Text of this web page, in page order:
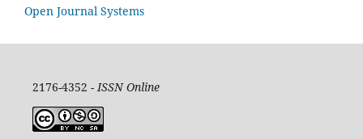
Open Journal Systems
2176-4352 - ISSN Online